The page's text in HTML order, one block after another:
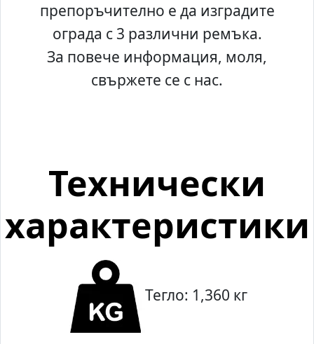
препоръчително е да изградите
ограда с 3 различни ремъка.
За повече информация, моля,
свържете се с нас.
Технически
характеристики
Тегло: 1,360 кг